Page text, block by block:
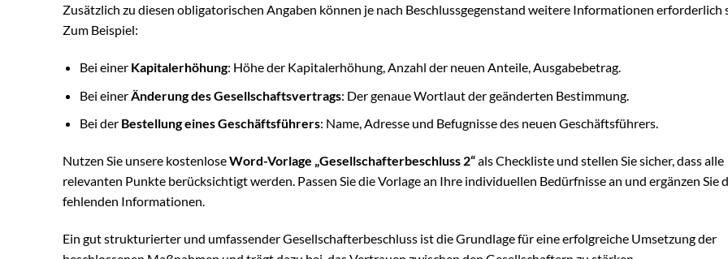
Zusätzlich zu diesen obligatorischen Angaben können je nach Beschlussgegenstand weitere Informationen erforderlich
Zum Beispiel:
Bei einer Kapitalerhöhung: Höhe der Kapitalerhöhung, Anzahl der neuen Anteile, Ausgabebetrag.
Bei einer Änderung des Gesellschaftsvertrags: Der genaue Wortlaut der geänderten Bestimmung.
Bei der Bestellung eines Geschäftsführers: Name, Adresse und Befugnisse des neuen Geschäftsführers.
Nutzen Sie unsere kostenloseWord-Vorlage „Gesellschafterbeschluss 2“als Checkliste und stellen Sie sicher, dass alle
relevanten Punkte berücksichtigt werden. Passen Sie die Vorlage an Ihre individuellen Bedürfnisse an und ergänzen Sie
fehlenden Informationen.
Ein gut strukturierter und umfassender Gesellschafterbeschluss ist die Grundlage für eine erfolgreiche Umsetzung der